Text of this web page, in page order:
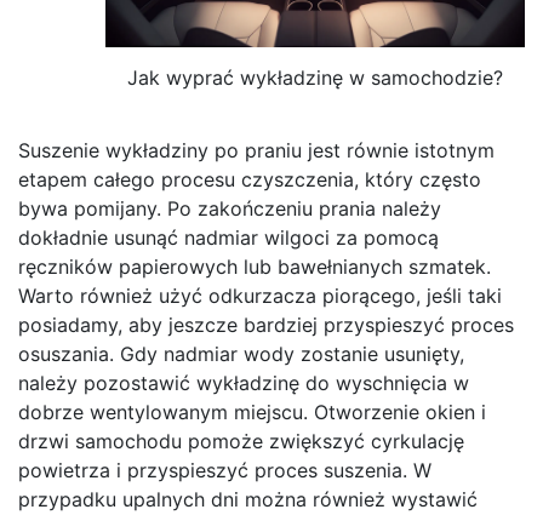
Jak wyprać wykładzinę w samochodzie?
Suszenie wykładziny po praniu jest równie istotnym
etapem całego procesu czyszczenia, który często
bywa pomijany. Po zakończeniu prania należy
dokładnie usunąć nadmiar wilgoci za pomocą
ręczników papierowych lub bawełnianych szmatek.
Warto również użyć odkurzacza piorącego, jeśli taki
posiadamy, aby jeszcze bardziej przyspieszyć proces
osuszania. Gdy nadmiar wody zostanie usunięty,
należy pozostawić wykładzinę do wyschnięcia w
dobrze wentylowanym miejscu. Otworzenie okien i
drzwi samochodu pomoże zwiększyć cyrkulację
powietrza i przyspieszyć proces suszenia. W
przypadku upalnych dni można również wystawić